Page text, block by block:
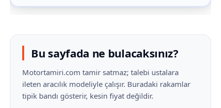
Bu sayfada ne bulacaksınız?
Motortamiri.com tamir satmaz; talebi ustalara
ileten aracılık modeliyle çalışır. Buradaki rakamlar
tipik bandı gösterir, kesin fiyat değildir.